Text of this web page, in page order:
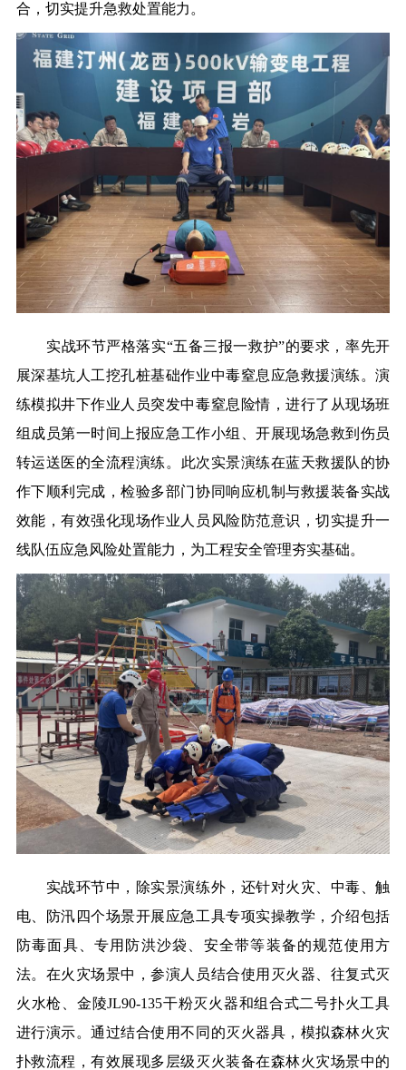
合，切实提升急救处置能力。
实战环节严格落实“五备三报一救护”的要求，率先开
展深基坑人工挖孔桩基础作业中毒窒息应急救援演练。演
练模拟井下作业人员突发中毒窒息险情，进行了从现场班
组成员第一时间 上报应急工作小组 、开展现场急救到伤员
转运送医的全流程演练 。 此次实景演练在蓝天救援队的协
作下顺利完成，检验多部门协同响应机制与救援装备实战
效能，有效强化现场作业人员风险防范意识，切实提升一
线队伍应急风险处置能力，为工程安全管理夯实基础。
实战环节中，除实景演练外，还针对火灾、中毒、触
电、防汛四个场景开展应急工具专项实操教学，介绍包括
防毒面具、专用防洪沙袋、安全带等装备的规范使用方
法。在火灾场景中，参演人员结合使用灭火器、往复式灭
火水枪、金陵JL90-135干粉灭火器和组合式二号扑火工具
进行演示。通过结合使用不同的灭火器具，模拟森林火灾
扑救流程，有效展现多层级灭火装备在森林火灾场景中的